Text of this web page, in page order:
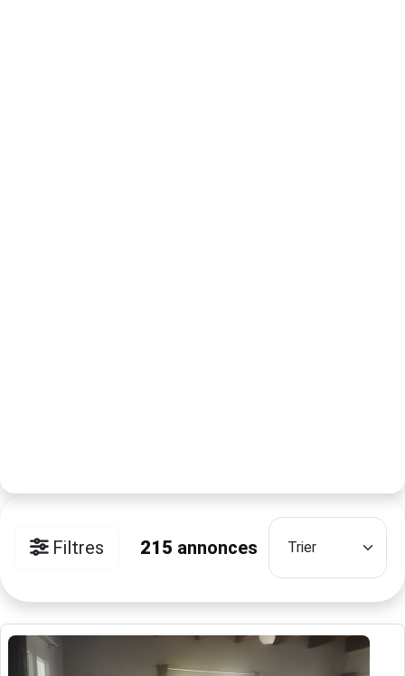
Filtres 215 annonces